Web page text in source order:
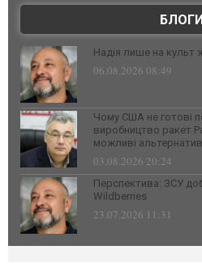
БЛОГИ
Надія лише на культ
06.08.2026 08:49
Чому США не готові
виробництво ракет
можливі
03.08.2026 20:24
Перспектива: ЗСУ
Wildberries
23.07.2026 11:31